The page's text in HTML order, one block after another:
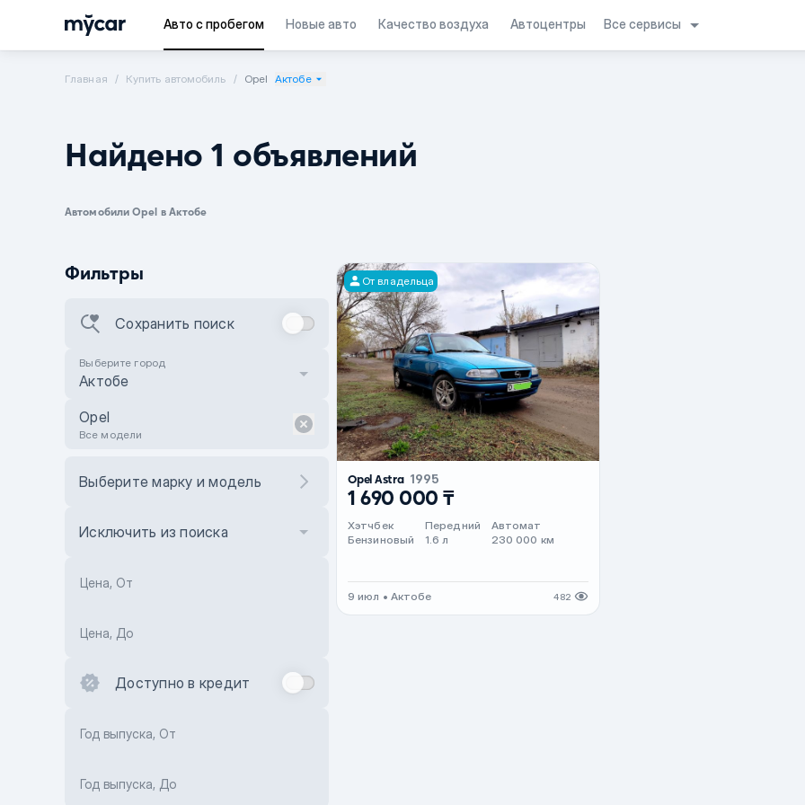
Авто с пробегом Новые авто Качество воздуха Автоцентры Все сервисы
Главная Купить автомобиль Opel Актобе
Найдено 1 объявлений
Автомобили Opel в Актобе
Фильтры
Сохранить поиск
Выберите город
Актобе
Opel
Все модели
Выберите марку и модель
Исключить из поиска
Цена, От
Цена, До
Доступно в кредит
Год выпуска, От
Год выпуска, До
От владельца
Opel Astra 1995
1 690 000 ₸
Хэтчбек
Бензиновый
Передний
1.6 л
Автомат
230 000 км
9 июл • Актобе 482